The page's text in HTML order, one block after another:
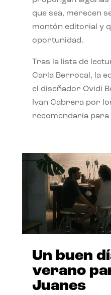
que sea, merecen
montón editorial y
oportunidad.
Tras la lista de
Carla Berrocal, la
el diseñador Ovidi
Ivan Cabrera por
recomendaría para
Un buen
verano
Juanes